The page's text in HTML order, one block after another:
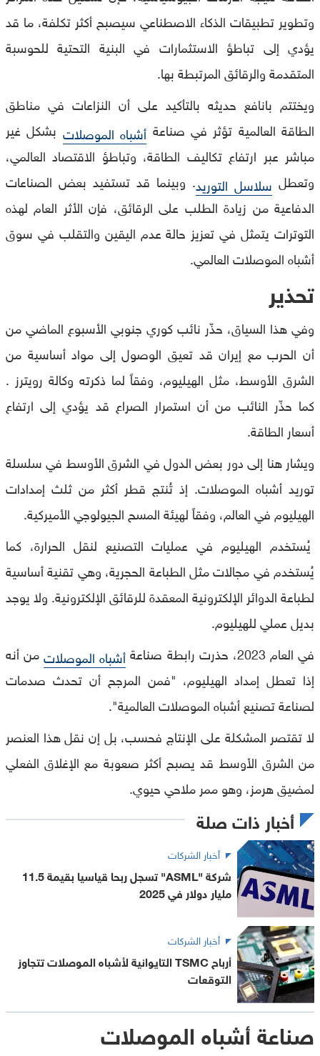
وتطوير تطبيقات الذكاء الاصطناعي سيصبح أكثر تكلفة، ما قد
يؤدي إلى تباطؤ الاستثمارات في البنية التحتية للحوسبة
المتقدمة والرقائق المرتبطة بها.
ويختتم بانافع حديثه بالتأكيد على أن النزاعات في مناطق
الطاقة العالمية تؤثر في صناعة أشباه الموصلات بشكل غير
مباشر عبر ارتفاع تكاليف الطاقة، وتباطؤ الاقتصاد العالمي،
وتعطل سلاسل التوريد. وبينما قد تستفيد بعض الصناعات
الدفاعية من زيادة الطلب على الرقائق، فإن الأثر العام لهذه
التوترات يتمثل في تعزيز حالة عدم اليقين والتقلب في سوق
أشباه الموصلات العالمي.
تحذير
وفي هذا السياق، حذّر نائب كوري جنوبي الأسبوع الماضي من
أن الحرب مع إيران قد تعيق الوصول إلى مواد أساسية من
الشرق الأوسط، مثل الهيليوم، وفقاً لما ذكرته وكالة رويترز .
كما حذّر النائب من أن استمرار الصراع قد يؤدي إلى ارتفاع
أسعار الطاقة.
ويشار هنا إلى دور بعض الدول في الشرق الأوسط في سلسلة
توريد أشباه الموصلات. إذ تُنتج قطر أكثر من ثلث إمدادات
الهيليوم في العالم، وفقاً لهيئة المسح الجيولوجي الأميركية.
يُستخدم الهيليوم في عمليات التصنيع لنقل الحرارة، كما
يُستخدم في مجالات مثل الطباعة الحجرية، وهي تقنية أساسية
لطباعة الدوائر الإلكترونية المعقدة للرقائق الإلكترونية. ولا يوجد
بديل عملي للهيليوم.
في العام 2023، حذرت رابطة صناعة
أشباه الموصلات من أنه
إذا تعطل إمداد الهيليوم، "فمن المرجح أن تحدث صدمات
لصناعة تصنيع أشباه الموصلات العالمية".
لا تقتصر المشكلة على الإنتاج فحسب، بل إن نقل هذا العنصر
من الشرق الأوسط قد يصبح أكثر صعوبة مع الإغلاق الفعلي
لمضيق هرمز، وهو ممر ملاحي حيوي.
أخبار ذات صلة
أخبار الشركات
شركة "ASML" تسجل ربحا قياسيا بقيمة 11.5
مليار دولار في 2025
أخبار الشركات
أرباح TSMC التايوانية لأشباه الموصلات تتجاوز
التوقعات
صناعة أشباه الموصلات